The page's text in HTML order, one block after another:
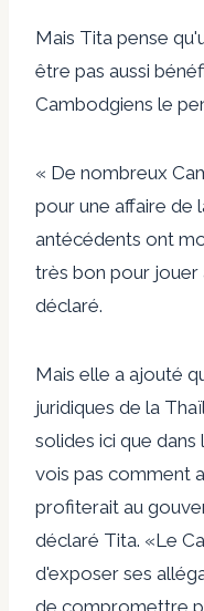
Mais Tita pense
être pas aussi
Cambodgiens le
« De nombreux
pour une affaire de
antécédents ont
très bon pour jouer
déclaré.
Mais elle a ajouté
juridiques de la
solides ici que dans
vois pas comment
profiterait au
déclaré Tita. «Le
d'exposer ses
de compromettre